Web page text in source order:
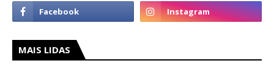
MAIS LIDAS